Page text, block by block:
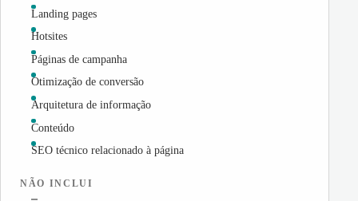
Landing pages
Hotsites
Páginas de campanha
Otimização de conversão
Arquitetura de informação
Conteúdo
SEO técnico relacionado à página
NÃO INCLUI